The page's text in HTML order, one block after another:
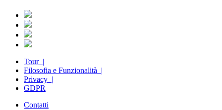
Tour |
Filosofia e Funzionalità |
Privacy |
GDPR
Contatti